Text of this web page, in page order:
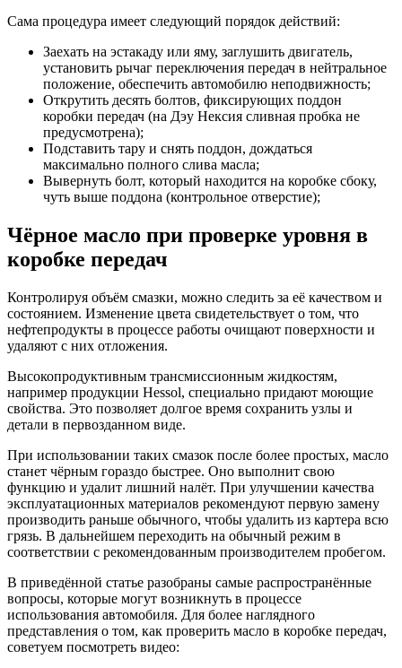
Сама процедура имеет следующий порядок действий:
Заехать на эстакаду или яму, заглушить двигатель,
установить рычаг переключения передач в нейтральное
положение, обеспечить автомобилю неподвижность;
Открутить десять болтов, фиксирующих поддон
коробки передач (на Дэу Нексия сливная пробка не
предусмотрена);
Подставить тару и снять поддон, дождаться
максимально полного слива масла;
Вывернуть болт, который находится на коробке сбоку,
чуть выше поддона (контрольное отверстие);
Чёрное масло при проверке уровня в
коробке передач
Контролируя объём смазки, можно следить за её качеством и
состоянием. Изменение цвета свидетельствует о том, что
нефтепродукты в процессе работы очищают поверхности и
удаляют с них отложения.
Высокопродуктивным трансмиссионным жидкостям,
например продукции Hessol, специально придают моющие
свойства. Это позволяет долгое время сохранить узлы и
детали в первозданном виде.
При использовании таких смазок после более простых, масло
станет чёрным гораздо быстрее. Оно выполнит свою
функцию и удалит лишний налёт. При улучшении качества
эксплуатационных материалов рекомендуют первую замену
производить раньше обычного, чтобы удалить из картера всю
грязь. В дальнейшем переходить на обычный режим в
соответствии с рекомендованным производителем пробегом.
В приведённой статье разобраны самые распространённые
вопросы, которые могут возникнуть в процессе
использования автомобиля. Для более наглядного
представления о том, как проверить масло в коробке передач,
советуем посмотреть видео: